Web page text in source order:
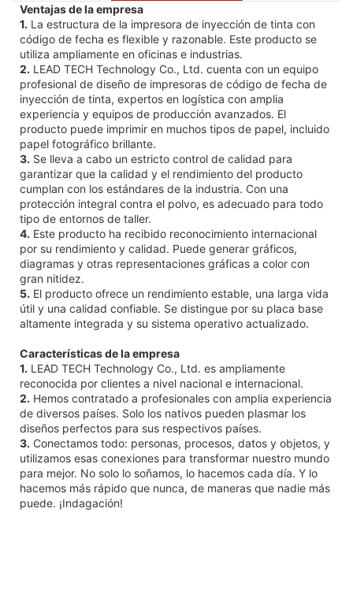
Ventajas de la empresa
1. La estructura de la impresora de inyección de tinta con
código de fecha es flexible y razonable. Este producto se
utiliza ampliamente en oficinas e industrias.
2. LEAD TECH Technology Co., Ltd. cuenta con un equipo
profesional de diseño de impresoras de código de fecha de
inyección de tinta, expertos en logística con amplia
experiencia y equipos de producción avanzados. El
producto puede imprimir en muchos tipos de papel, incluido
papel fotográfico brillante.
3. Se lleva a cabo un estricto control de calidad para
garantizar que la calidad y el rendimiento del producto
cumplan con los estándares de la industria. Con una
protección integral contra el polvo, es adecuado para todo
tipo de entornos de taller.
4. Este producto ha recibido reconocimiento internacional
por su rendimiento y calidad. Puede generar gráficos,
diagramas y otras representaciones gráficas a color con
gran nitidez.
5. El producto ofrece un rendimiento estable, una larga vida
útil y una calidad confiable. Se distingue por su placa base
altamente integrada y su sistema operativo actualizado.
Características de la empresa
1. LEAD TECH Technology Co., Ltd. es ampliamente
reconocida por clientes a nivel nacional e internacional.
2. Hemos contratado a profesionales con amplia experiencia
de diversos países. Solo los nativos pueden plasmar los
diseños perfectos para sus respectivos países.
3. Conectamos todo: personas, procesos, datos y objetos, y
utilizamos esas conexiones para transformar nuestro mundo
para mejor. No solo lo soñamos, lo hacemos cada día. Y lo
hacemos más rápido que nunca, de maneras que nadie más
puede. ¡Indagación!